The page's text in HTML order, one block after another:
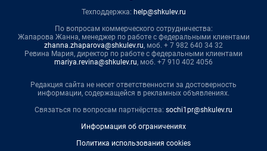
Техподдержка: help@shkulev.ru
По вопросам коммерческого сотрудничества:
Жапарова Жанна, менеджер по работе с федеральными клиентами
zhanna.zhaparova@shkulev.ru, моб. + 7 982 640 34 32
Ревина Мария, директор по работе с федеральными клиентами
mariya.revina@shkulev.ru, моб. +7 910 402 4056
Редакция сайта не несет ответственности за достоверность
информации, содержащейся в рекламных объявлениях.
Связаться по вопросам партнёрства: sochi1pr@shkulev.ru
Информация об ограничениях
Политика использования cookies